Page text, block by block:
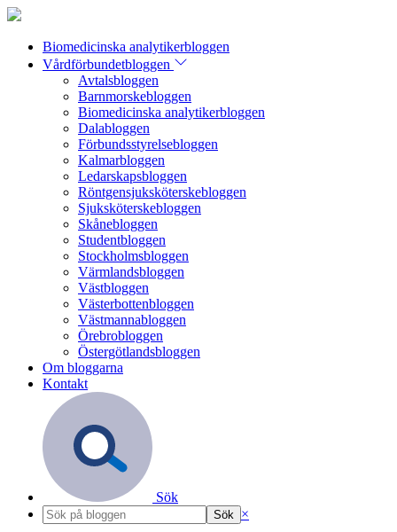
Biomedicinska analytikerbloggen
Vårdförbundetbloggen
Avtalsbloggen
Barnmorskebloggen
Biomedicinska analytikerbloggen
Dalabloggen
Förbundsstyrelsebloggen
Kalmarbloggen
Ledarskapsbloggen
Röntgensjuksköterskebloggen
Sjuksköterskebloggen
Skånebloggen
Studentbloggen
Stockholmsbloggen
Värmlandsbloggen
Västbloggen
Västerbottenbloggen
Västmannabloggen
Örebrobloggen
Östergötlandsbloggen
Om bloggarna
Kontakt
Sök
×